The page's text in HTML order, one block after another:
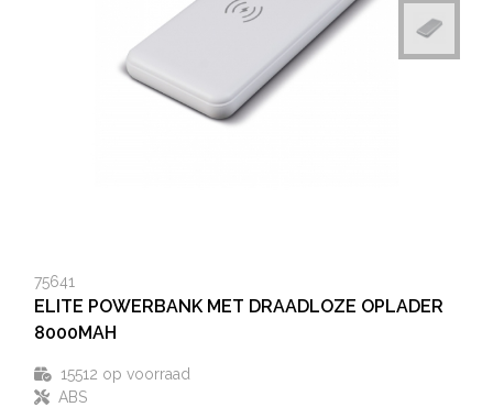
75641
ELITE POWERBANK MET DRAADLOZE OPLADER
8000MAH
15512 op voorraad
ABS